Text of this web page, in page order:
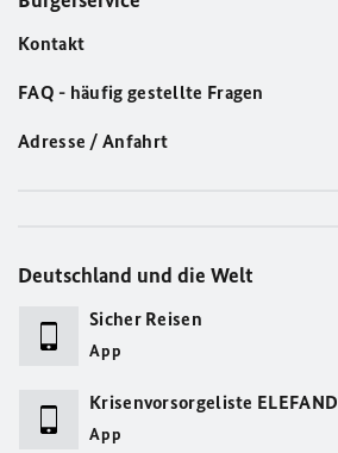
Kontakt
FAQ - häufig gestellte Fragen
Adresse / Anfahrt
Deutschland und die Welt
Sicher Reisen
App
Krisenvorsorgeliste ELEFAND
App